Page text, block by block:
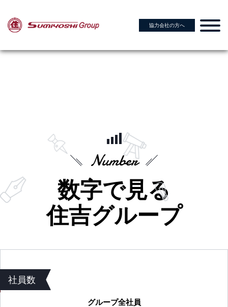
協力会社の方へ
Number
数字で見る
住吉グループ
社員数
グループ全社員